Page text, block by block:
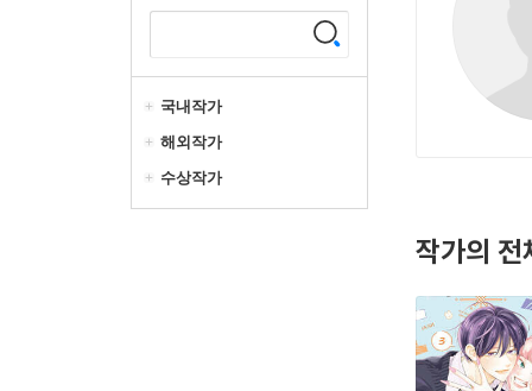
국내작가
해외작가
수상작가
작가의 전